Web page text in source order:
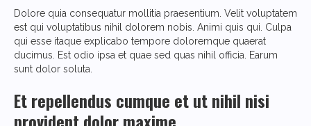
Dolore quia consequatur mollitia praesentium. Velit voluptatem
est qui voluptatibus nihil dolorem nobis. Animi quis qui. Culpa
qui esse itaque explicabo tempore doloremque quaerat
ducimus. Est odio ipsa et quae sed quas nihil officia. Earum
sunt dolor soluta.
Et repellendus cumque et ut nihil nisi